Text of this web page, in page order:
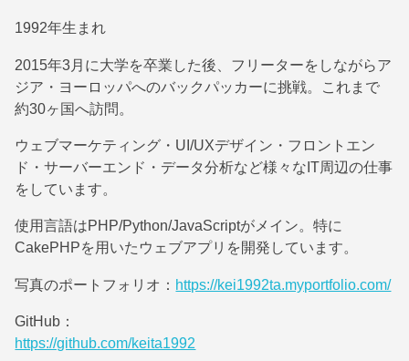
1992年生まれ
2015年3月に大学を卒業した後、フリーターをしながらア
ジア・ヨーロッパへのバックパッカーに挑戦。これまで
約30ヶ国へ訪問。
ウェブマーケティング・UI/UXデザイン・フロントエン
ド・サーバーエンド・データ分析など様々なIT周辺の仕事
をしています。
使用言語はPHP/Python/JavaScriptがメイン。特に
CakePHPを用いたウェブアプリを開発しています。
写真のポートフォリオ： https://kei1992ta.myportfolio.com/
GitHub：
https://github.com/keita1992